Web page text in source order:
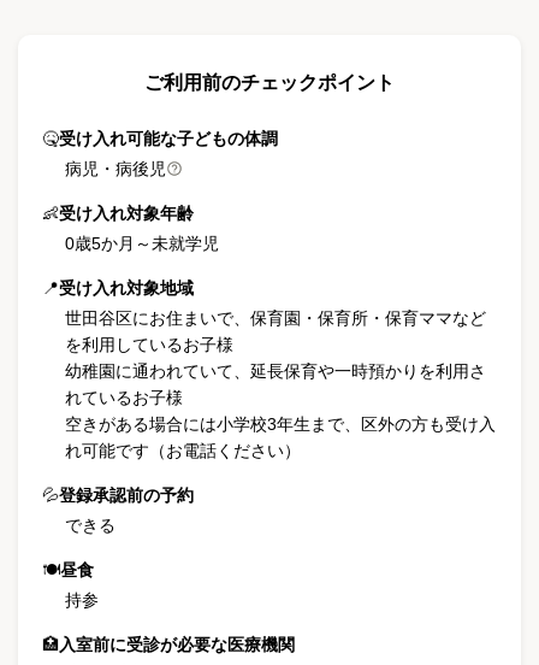
ご利用前のチェックポイント
🤒受け入れ可能な子どもの体調
病児・病後児
👶受け入れ対象年齢
0歳5か月 ～未就学児
📍受け入れ対象地域
世田谷区にお住まいで、保育園・保育所・保育ママなど
を利用しているお子様
幼稚園に通われていて、延長保育や一時預かりを利用さ
れているお子様
空きがある場合には小学校3年生まで、区外の方も受け入
れ可能です（お電話ください）
💦登録承認前の予約
できる
🍽昼食
持参
🏥入室前に受診が必要な医療機関